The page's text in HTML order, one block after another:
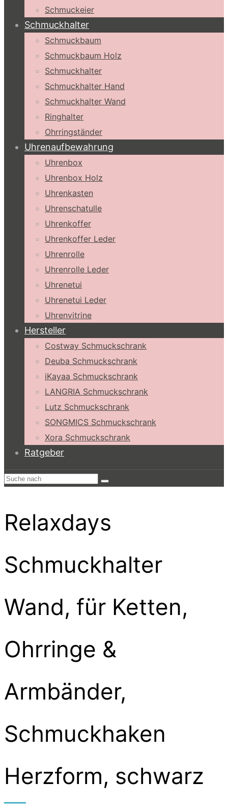
Schmuckeier
Schmuckhalter
Schmuckbaum
Schmuckbaum Holz
Schmuckhalter
Schmuckhalter Hand
Schmuckhalter Wand
Ringhalter
Ohrringständer
Uhrenaufbewahrung
Uhrenbox
Uhrenbox Holz
Uhrenkasten
Uhrenschatulle
Uhrenkoffer
Uhrenkoffer Leder
Uhrenrolle
Uhrenrolle Leder
Uhrenetui
Uhrenetui Leder
Uhrenvitrine
Hersteller
Costway Schmuckschrank
Deuba Schmuckschrank
iKayaa Schmuckschrank
LANGRIA Schmuckschrank
Lutz Schmuckschrank
SONGMICS Schmuckschrank
Xora Schmuckschrank
Ratgeber
Relaxdays
Schmuckhalter
Wand, für Ketten,
Ohrringe &
Armbänder,
Schmuckhaken
Herzform, schwarz